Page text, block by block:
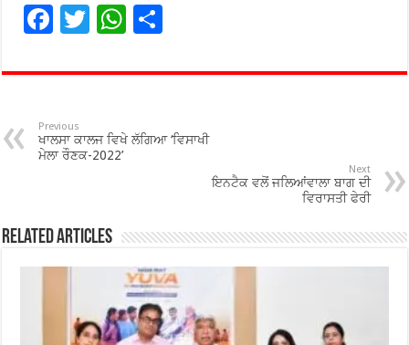
F
e
o
o
T
tt
W
at
p
ar
Previous
ਖਾਲਸਾ ਕਾਲਜ ਵਿਖੇ ਲੱਗਿਆ ‘ਵਿਸਾਖੀ
ਮੇਲਾ ਰੌਣਕ-2022’
Next
ਇਨਟੈਕ ਵਲੋਂ ਜਲਿਆਂਵਾਲਾ ਬਾਗ ਦੀ
ਵਿਰਾਸਤੀ ਫੇਰੀ
Related Articles